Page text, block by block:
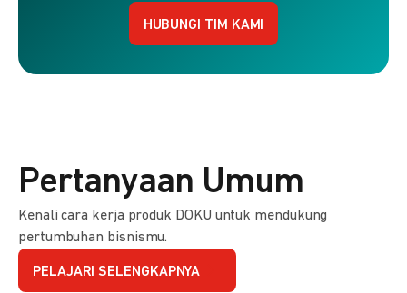
HUBUNGI TIM KAMI
Pertanyaan Umum
Kenali cara kerja produk DOKU untuk mendukung
pertumbuhan bisnismu.
PELAJARI SELENGKAPNYA